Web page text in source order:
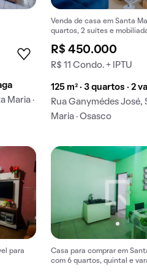
Maria ·
Venda de casa em Santa
quartos, 2 suítes e
R$ 450.000
R$ 11 Condo. + IPTU
125 m² · 3 quartos · 2
Rua Ganymédes José,
Maria · Osasco
para
Casa para comprar em
com 6 quartos, quintal e